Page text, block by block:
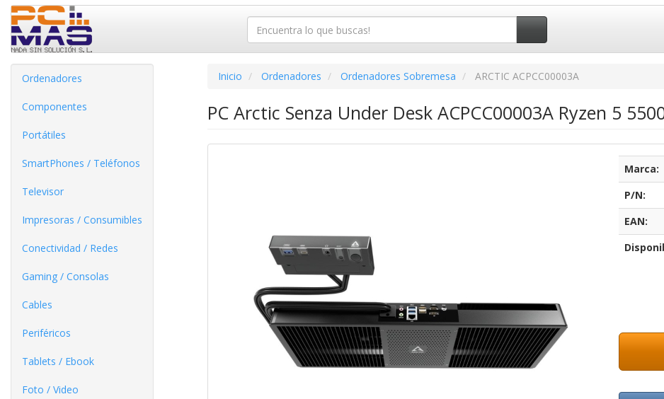
Ordenadores
Componentes
Portátiles
SmartPhones / Teléfonos
Televisor
Impresoras / Consumibles
Conectividad / Redes
Gaming / Consolas
Cables
Periféricos
Tablets / Ebook
Foto / Video
Inicio Ordenadores Ordenadores Sobremesa ARCTIC ACPCC00003A
PC Arctic Senza Under Desk ACPCC00003A Ryzen 5
Marca:
P/N:
EAN: